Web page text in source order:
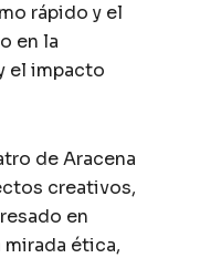
rápido y el
en la
el impacto
de Aracena
creativos,
en
mirada ética,